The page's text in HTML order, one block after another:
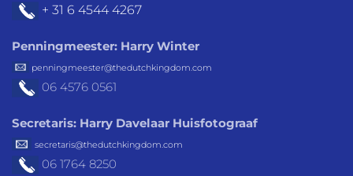
+ 31 6 4544 4267
Penningmeester: Harry Winter
penningmeester@thedutchkingdom.com
06 4576 0561
Secretaris: Harry Davelaar Huisfotograaf
secretaris@thedutchkingdom.com
06 1764 8250